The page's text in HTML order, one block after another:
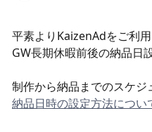
平素よりKaizenAdをご利
GW長期休暇前後の納品日
制作から納品までのスケ
納品日時の設定方法につい